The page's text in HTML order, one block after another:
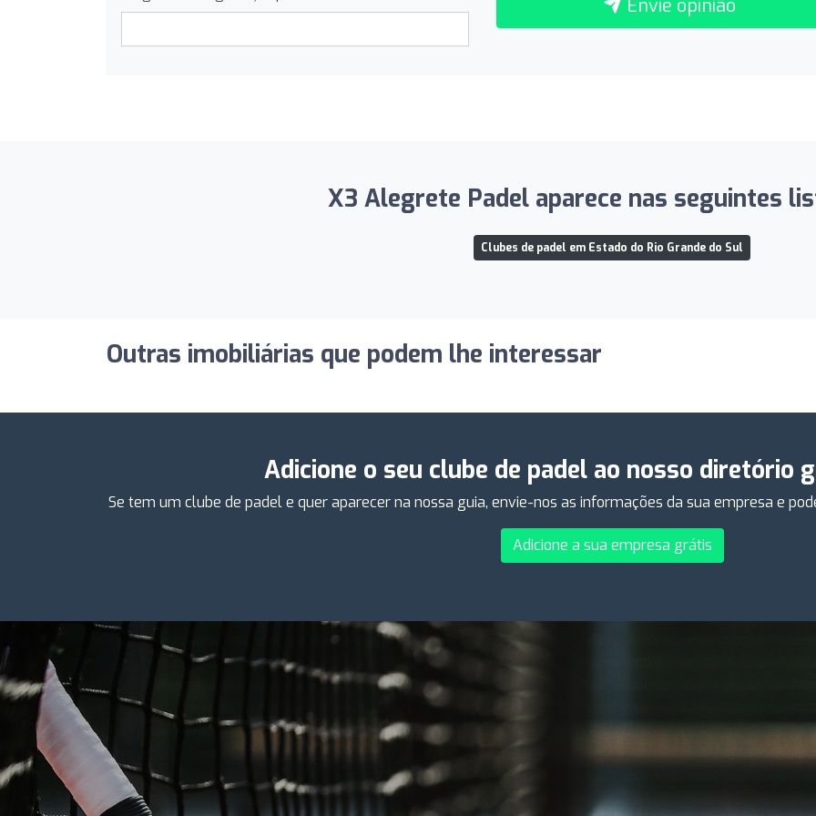
Envie opinião
X3 Alegrete Padel aparece nas seguintes
Clubes de padel em Estado do Rio Grande do Sul
Outras imobiliárias que podem lhe interessar
Adicione o seu clube de padel ao nosso diretório
Se tem um clube de padel e quer aparecer na nossa guia, envie-nos as informações da sua empresa e
Adicione a sua empresa grátis